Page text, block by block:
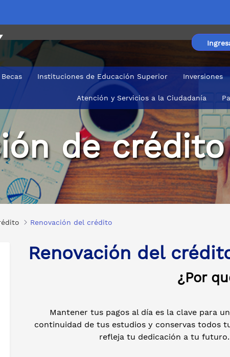
Becas Instituciones de Educación Superior Inversiones
Atención y Servicios a la Ciudadanía
de crédito
Renovación del crédito
Renovación del
¿Por
Mantener tus pagos al día es la clave para
continuidad de tus estudios y conservas todos
refleja tu dedicación a tu futuro.